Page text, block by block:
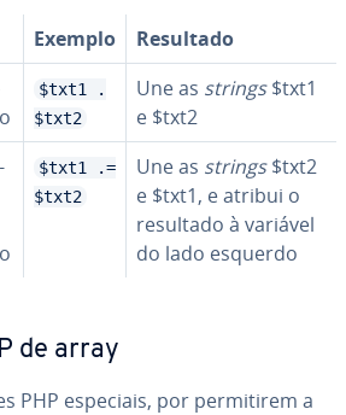
Exemplo Resultado
$txt1 .
$txt2
Une as strings$txt1
e $txt2
$txt1 .=
$txt2
Une as strings$txt2
e $txt1, e atribui o
resultado à variável
do lado esquerdo
de array
PHP especiais, por per­mi­ti­rem a